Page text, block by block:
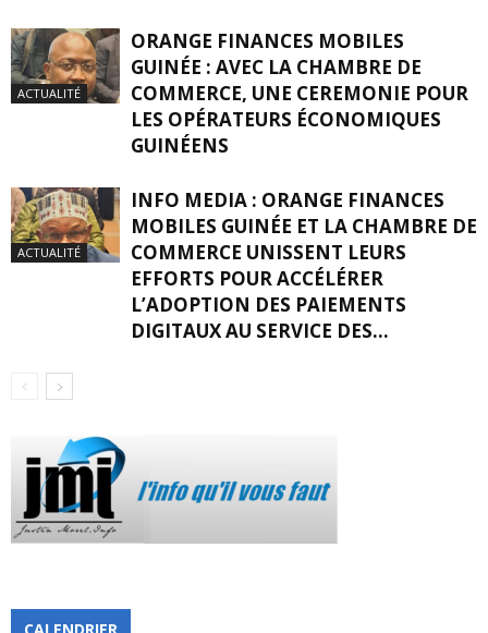
ACTUALITÉ
ORANGE FINANCES MOBILES
GUINÉE : AVEC LA CHAMBRE DE
COMMERCE, UNE CEREMONIE POUR
LES OPÉRATEURS ÉCONOMIQUES
GUINÉENS
ACTUALITÉ
INFO MEDIA : ORANGE FINANCES
MOBILES GUINÉE ET LA CHAMBRE DE
COMMERCE UNISSENT LEURS
EFFORTS POUR ACCÉLÉRER
L’ADOPTION DES PAIEMENTS
DIGITAUX AU SERVICE DES...